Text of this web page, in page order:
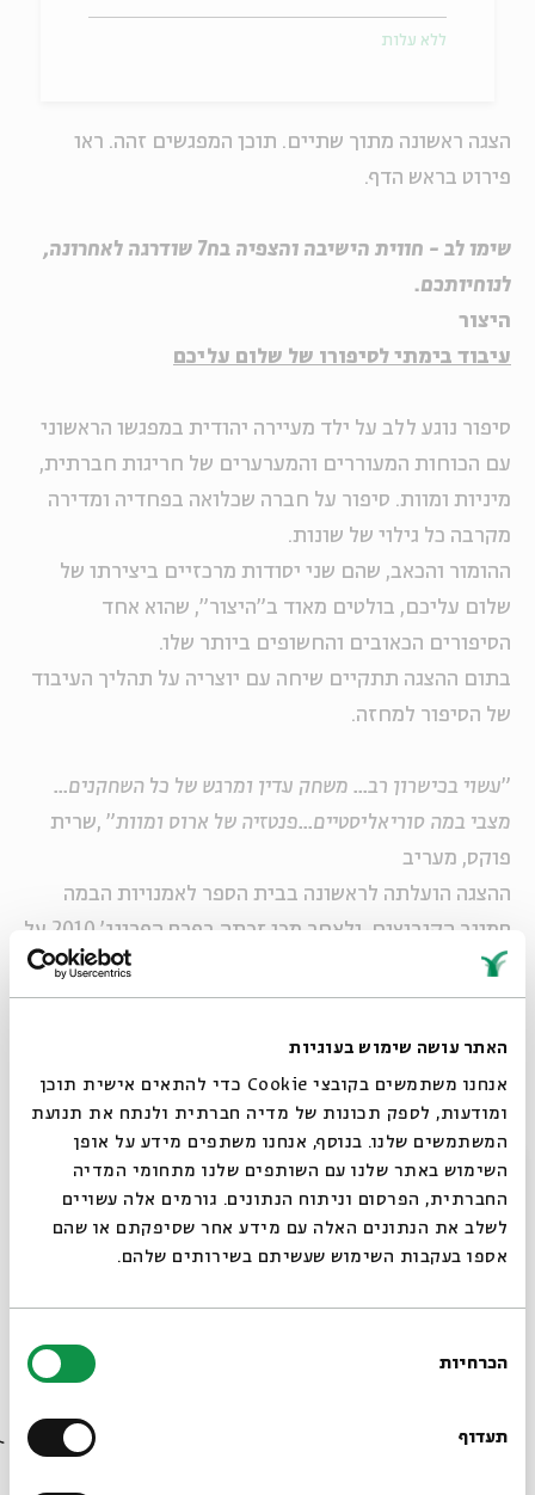
האתר עושה שימוש בעוגיות
אנחנו משתמשים בקובצי Cookie כדי להתאים אישית תוכן
ומודעות, לספק תכונות של מדיה חברתית ולנתח את תנועת
המשתמשים שלנו. בנוסף, אנחנו משתפים מידע על אופן
השימוש באתר שלנו עם השותפים שלנו מתחומי המדיה
החברתית, הפרסום וניתוח הנתונים. גורמים אלה עשויים
לשלב את הנתונים האלה עם מידע אחר שסיפקתם או שהם
אספו בעקבות השימוש שעשיתם בשירותים שלהם.
הסכמה
הכרחיות
תעדוף
הצגה ראשונה מתוך שתיים. תוכן המפגשים זהה. ראו
פירוט בראש הדף.
שימו לב - חווית הישיבה והצפיה בח7 שודרגה לאחרונה,
לנוחיותכם.
היצור
עיבוד בימתי לסיפורו של שלום עליכם
סיפור נוגע ללב על ילד מעיירה יהודית במפגשו הראשוני
עם הכוחות המעוררים והמערערים של חריגות חברתית,
מיניות ומוות. סיפור על חברה שכלואה בפחדיה ומדירה
מקרבה כל גילוי של שונות.
ההומור והכאב, שהם שני יסודות מרכזיים ביצירתו של
שלום עליכם, בולטים מאוד ב"היצור", שהוא אחד
הסיפורים הכאובים והחשופים ביותר שלו.
בתום ההצגה תתקיים שיחה עם יוצריה על תהליך העיבוד
של הסיפור למחזה.
"עשוי בכישרון רב... משחק עדין ומרגש של כל השחקנים...
מצבי במה סוריאליסטיים...פנטזיה של ארוס ומוות" ,שרית
פוקס, מעריב
ההצגה הועלתה לראשונה בבית הספר לאמנויות הבמה
סמינר הקיבוצים, ולאחר מכן זכתה בפרס הפרינג' 2010 על
בימוי ועיבוד.
מאת: שלום עליכם, בהשראת תרגומו של בני מר
ירון אדלשטיין וטל ברנר
ותלבושות:גילי כוכבי |מוסיקה ופסנתר:יובל שפירא|
תאורה:יעקב סליב
שחקנים:צליל-חן זקס – היצור |יהונתן מגון –שלום
רבינוביץ' |
אייל צ'יובן
יעקב-אלי זרחל |רועי דורון– הרב זרחל |ענת אייזיק
ההצגה תעלה בשני מועדים:
ראשון, כד בסיוון, 26 ביוני, בשעה 20:30
ללא עלות
סגור